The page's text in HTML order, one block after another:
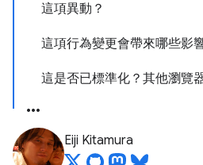
這項異動？
這項行為變更會帶來哪些影
這是否已標準化？其他瀏覽
Eiji Kitamura